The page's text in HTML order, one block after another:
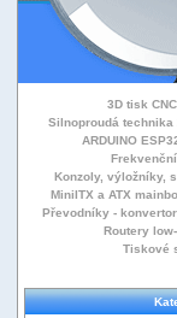
3D tisk
Silnoproudá technika
ARDUINO
Konzoly, výložníky,
MiniITX a ATX
Převodníky -
Routery
Tiskové